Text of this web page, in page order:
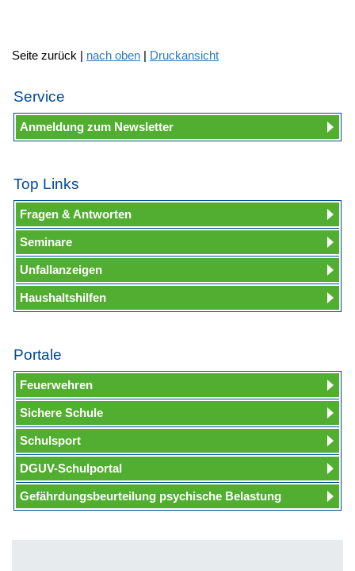
Seite zurück | nach oben | Druckansicht
Service
Anmeldung zum Newsletter
Top Links
Fragen & Antworten
Seminare
Unfallanzeigen
Haushaltshilfen
Portale
Feuerwehren
Sichere Schule
Schulsport
DGUV-Schulportal
Gefährdungsbeurteilung psychische Belastung